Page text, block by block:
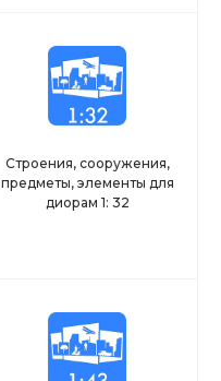
Строения, сооружения,
предметы, элементы для
диорам 1: 32